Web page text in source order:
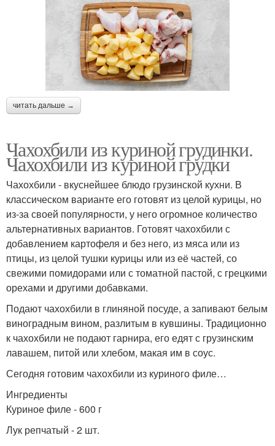
читать дальше →
Чахохбили из куриной грудинки.
Чахохбили из куриной грудки
Чахохбили - вкуснейшее блюдо грузинской кухни. В
классическом варианте его готовят из целой курицы, но
из-за своей популярности, у него огромное количество
альтернативных вариантов. Готовят чахохбили с
добавлением картофеля и без него, из мяса или из
птицы, из целой тушки курицы или из её частей, со
свежими помидорами или с томатной пастой, с грецкими
орехами и другими добавками.
Подают чахохбили в глиняной посуде, а запивают белым
виноградным вином, разлитым в кувшины. Традиционно
к чахохбили не подают гарнира, его едят с грузинским
лавашем, питой или хлебом, макая им в соус.
Сегодня готовим чахохбили из куриного филе…
Ингредиенты
Куриное филе - 600 г
Лук репчатый - 2 шт.